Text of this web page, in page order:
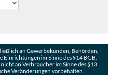
an Gewerbekunden, Behörden,
Einrichtungen im Sinne des §14 BGB.
an Verbraucher im Sinne des §13
Veränderungen vorbehalten.